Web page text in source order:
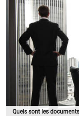
Quels sont les